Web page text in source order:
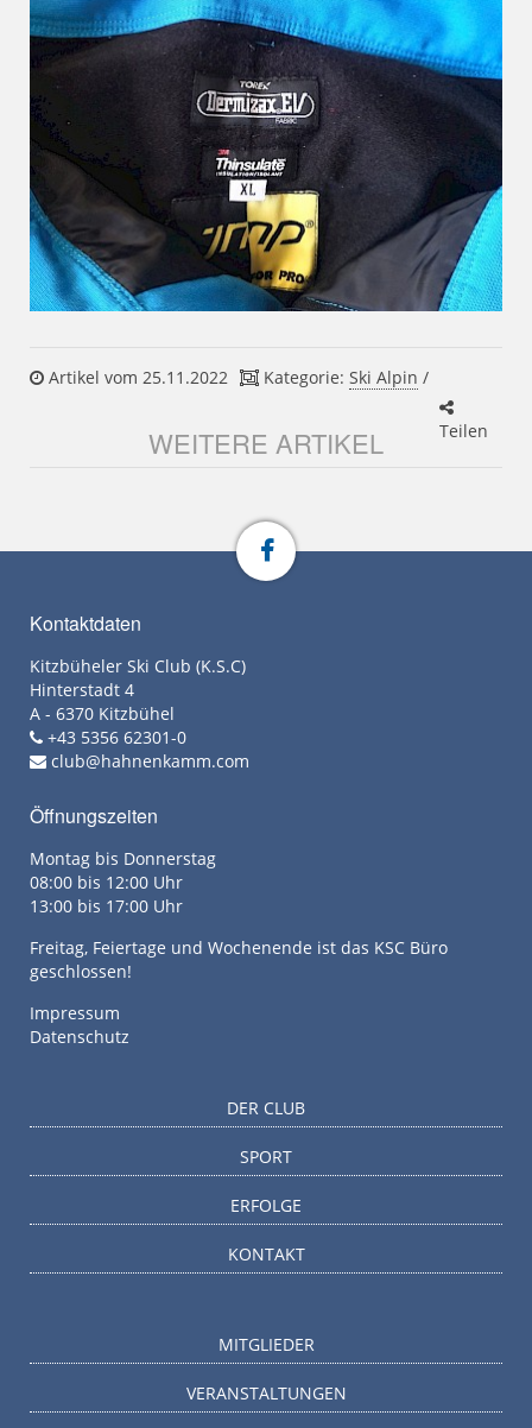
Artikel vom 25.11.2022 Kategorie: Ski Alpin /
Teilen
WEITERE ARTIKEL
Kontaktdaten
Kitzbüheler Ski Club (K.S.C)
Hinterstadt 4
A - 6370 Kitzbühel
+43 5356 62301-0
club@hahnenkamm.com
Öffnungszeiten
Montag bis Donnerstag
08:00 bis 12:00 Uhr
13:00 bis 17:00 Uhr
Freitag, Feiertage und Wochenende ist das KSC Büro
geschlossen!
Impressum
Datenschutz
DER CLUB
SPORT
ERFOLGE
KONTAKT
MITGLIEDER
VERANSTALTUNGEN